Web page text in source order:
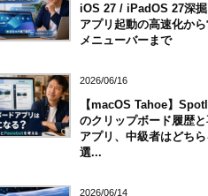
iOS 27 / iPadOS 27深掘
アプリ起動の高速化か
メニューバーまで
2026/06/16
【macOS Tahoe】
のクリップボード履歴と
アプリ、中級者はどち
選...
2026/06/14